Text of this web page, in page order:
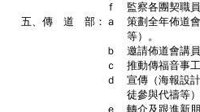
ｆ 監察各團契職員選舉
五、傳 道 部：ａ 策劃全年佈道會（
等）。
ｂ 邀請佈道會講員（可
ｃ 推動傳福音事工（如派
ｄ 宣傳（海報設計；選購、
徒參與代禱等）
ｅ 轉介及跟進新朋